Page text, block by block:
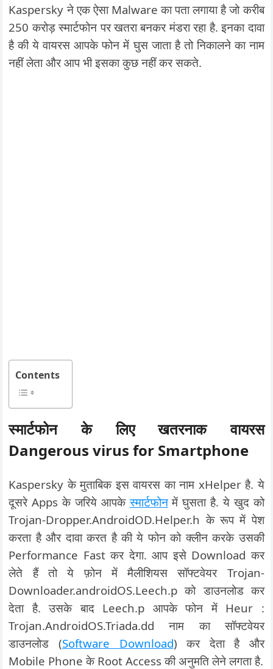
Kaspersky ने एक ऐसा Malware का पता लगाया है जो करीब
250 करोड़ स्मार्टफोन पर खतरा बनकर मंडरा रहा है. इनका दावा
है की ये वायरस आपके फोन में घुस जाता है तो निकालने का नाम
नहीं लेता और आप भी इसका कुछ नहीं कर सकते.
Contents
स्मार्टफोन के लिए खतरनाक वायरस
Dangerous virus for Smartphone
Kaspersky के मुताबिक इस वायरस का नाम xHelper है. ये
दूसरे Apps के जरिये आपकेस्मार्टफोनमें घुसता है. ये खुद को
Trojan-Dropper.AndroidOD.Helper.h के रूप में पेश
करता है और दावा करत है की ये फोन को क्लीन करके उसकी
Performance Fast कर देगा. आप इसे Download कर
लेते हैं तो ये फ़ोन में मैलीशियस सॉफ्टवेयर Trojan-
Downloader.androidOS.Leech.p को डाउनलोड कर
देता है. उसके बाद Leech.p आपके फोन में Heur :
Trojan.AndroidOS.Triada.dd नाम का सॉफ्टवेयर
डाउनलोड (Software Download) कर देता है और
Mobile Phone के Root Access की अनुमति लेने लगता है.